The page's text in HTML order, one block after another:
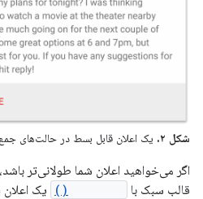
شکل ۲. یک اعلان قابل بسط در حالت‌های
اگر می‌خواهید اعلان شما طولانی‌تر
قالب سبک با
یک اعلان